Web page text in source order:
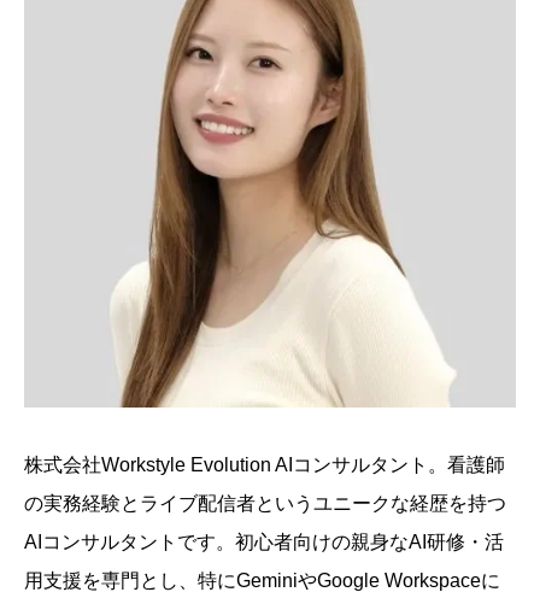
株式会社Workstyle Evolution AIコンサルタント。看護師
の実務経験とライブ配信者というユニークな経歴を持つ
AIコンサルタントです。初心者向けの親身なAI研修・活
用支援を専門とし、特にGeminiやGoogle Workspaceに